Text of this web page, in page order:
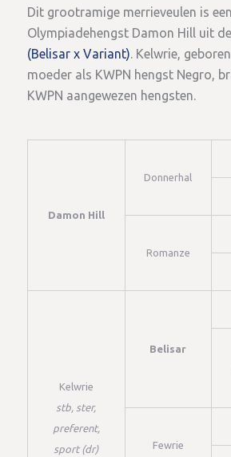
Dit grootramige merrieveulen is
Olympiadehengst Damon Hill uit
(Belisar x Variant). Kelwrie,
moeder als KWPN hengst Negro,
KWPN aangewezen hengsten.
Damon Hill
Donnerhal
Romanze
Kelwrie
stb, ster,
preferent,
sport (dr)
Belisar
Fewrie